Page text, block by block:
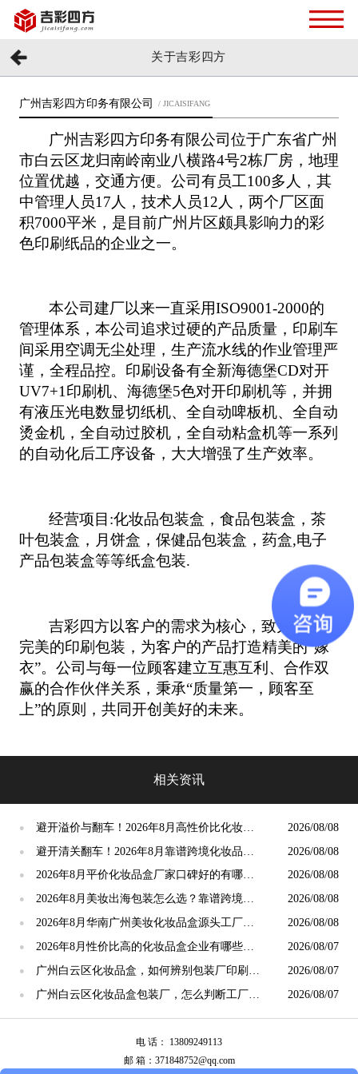
关于吉彩四方
广州吉彩四方印务有限公司 / JICAISIFANG
广州吉彩四方印务有限公司位于广东省广州
市白云区龙归南岭南业八横路4号2栋厂房，地理
位置优越，交通方便。公司有员工100多人，其
中管理人员17 人，技术人员12 人，两个厂区面
积7000平米，是目前广州片区颇具影响力的彩
色印刷纸品的企业之一。
本公司建厂以来一直采用ISO9001-2000的
管理体系，本公司追求过硬的产品质量，印刷车
间采用空调无尘处理，生产流水线的作业管理严
谨，全程品控。印刷设备有全新海德堡CD对开
UV7+1印刷机、海德堡5色对开印刷机等，并拥
有液压光电数显切纸机、全自动啤板机、全自动
烫金机，全自动过胶机，全自动粘盒机等一系列
的自动化后工序设备，大大增强了生产效率。
经营项目 :化妆品包装盒，食品包装盒，茶
叶包装盒，月饼盒，保健品包装盒，药盒,电子
产品包装盒等等纸盒包装.
吉彩四方以客户的需求为核心，致力于提供
完美的印刷包装，为客户的产品打造精美的“嫁
衣”。公司与每一位顾客建立互惠互利、合作双
赢的合作伙伴关系，秉承“质量第一，顾客至
上”的原则，共同开创美好的未来。
相关资讯
●
避开溢价与翻车！2026年8月高性价比化妆品
盒厂家筛选标准与实操技巧
2026/08/08
●
避开清关翻车！2026年8月靠谱跨境化妆品盒
定制厂家筛选指南
2026/08/08
●
2026年8月平价化妆品盒厂家口碑好的有哪些
推荐？高性价比源头工厂甄选
2026/08/08
●
2026年8月美妆出海包装怎么选？靠谱跨境化
妆品盒定制工厂推荐
2026/08/08
●
2026年8月华南广州美妆化妆品盒源头工厂怎
么选？采购避坑、选型全攻略
2026/08/08
●
2026年8月性价比高的化妆品盒企业有哪些？
广州白云甄选攻略
2026/08/07
●
广州白云区化妆品盒，如何辨别包装厂印刷工
艺水平？2026年8月攻略
2026/08/07
●
广州白云区化妆品盒包装厂，怎么判断工厂生
产实力？2026年8月攻略
2026/08/07
电 话： 13809249113
邮 箱：371848752@qq.com